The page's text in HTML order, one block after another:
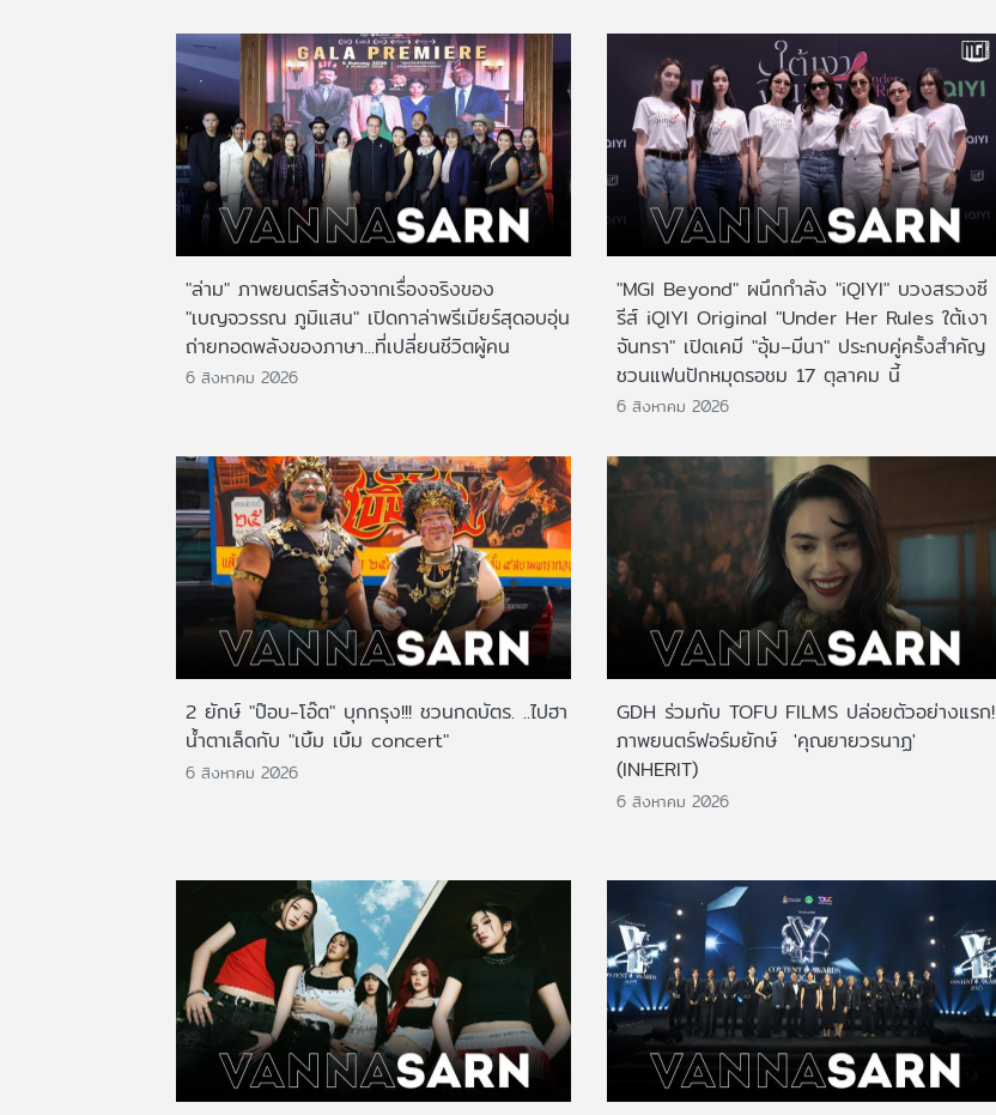
"ล่าม" ภาพยนตร์สร้างจากเรื่องจริงของ
"เบญจวรรณ ภูมิแสน" เปิดกาล่าพรีเมียร์สุดอบอุ่น
ถ่ายทอดพลังของภาษา...ที่เปลี่ยนชีวิตผู้คน
6 สิงหาคม 2026
"MGI Beyond" ผนึกกำลัง "iQIYI" บวงสรวงซี
รีส์ iQIYI Original "Under Her Rules ใต้เงา
จันทรา" เปิดเคมี "อุ้ม–มีนา" ประกบคู่ครั้งสำคัญ
ชวนแฟนปักหมุดรอชม 17 ตุลาคม นี้
6 สิงหาคม 2026
2 ยักษ์ "ป๊อบ-โอ๊ต" บุกกรุง!!! ชวนกดบัตร. ..ไปฮา
น้ำตาเล็ดกับ "เบิ้ม เบิ้ม concert"
6 สิงหาคม 2026
GDH ร่วมกับ TOFU FILMS ปล่อยตัวอย่างแรก!
ภาพยนตร์ฟอร์มยักษ์ 'คุณยายวรนาฏ'
(INHERIT)
6 สิงหาคม 2026